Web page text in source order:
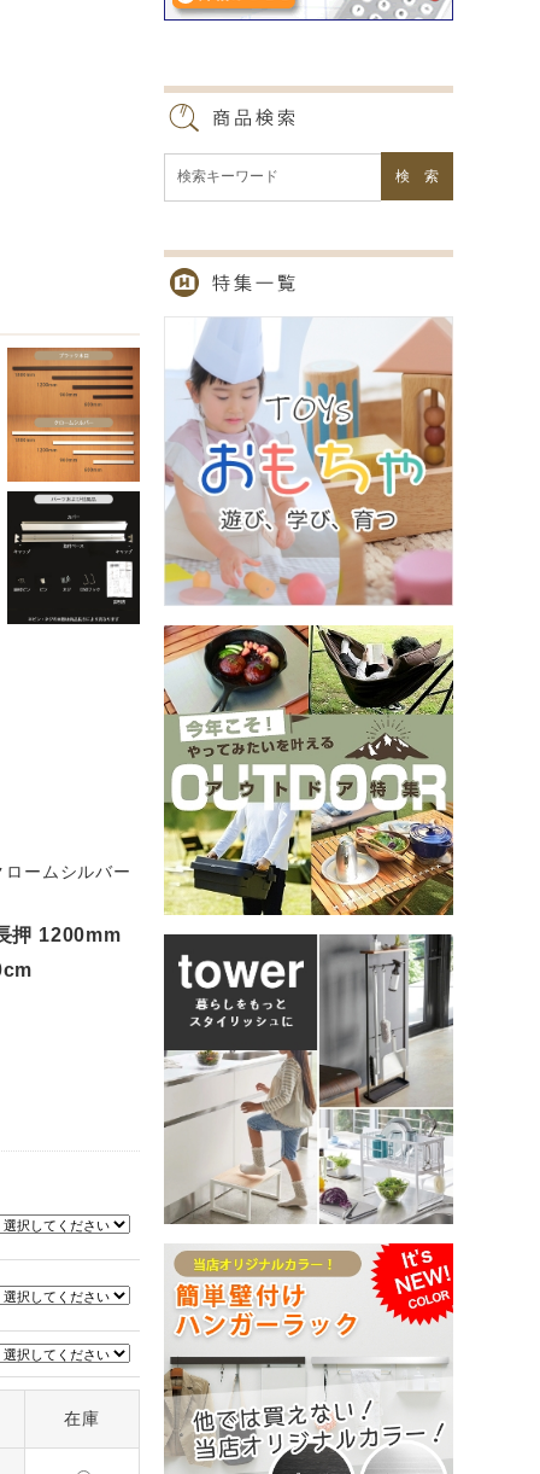
ームシルバー
押 1200mm
在庫